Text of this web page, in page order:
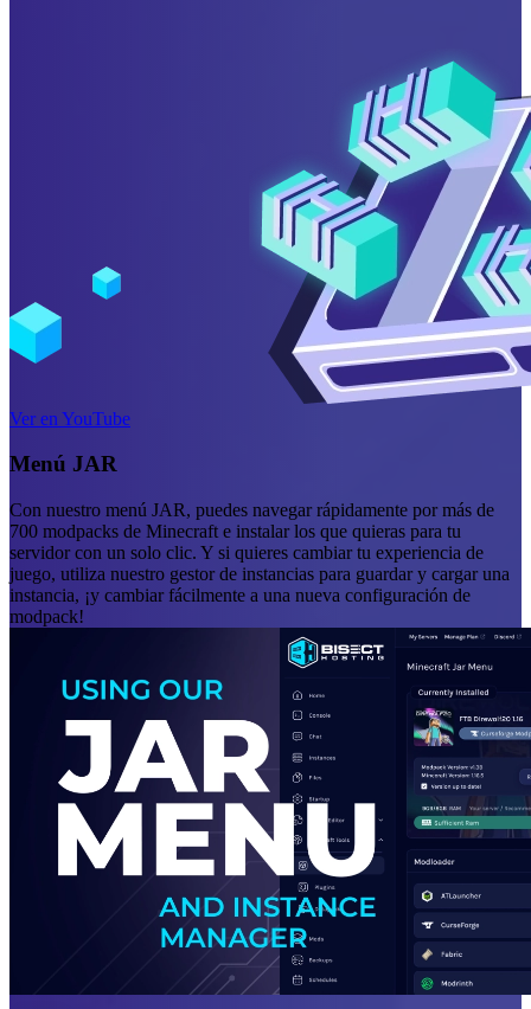
Ver en YouTube
Menú JAR
Con nuestro menú JAR, puedes navegar rápidamente por más de
700 modpacks de Minecraft e instalar los que quieras para tu
servidor con un solo clic. Y si quieres cambiar tu experiencia de
juego, utiliza nuestro gestor de instancias para guardar y cargar una
instancia, ¡y cambiar fácilmente a una nueva configuración de
modpack!